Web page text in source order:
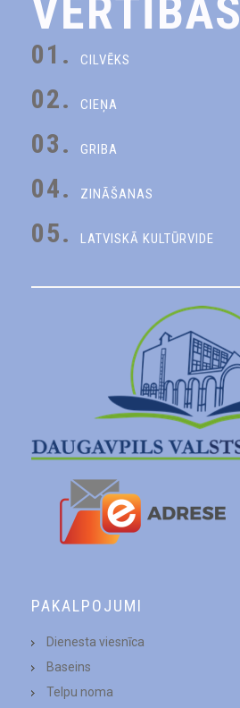
VĒRTĪBAS
01. CILVĒKS
02. CIEŅA
03. GRIBA
04. ZINĀŠANAS
05. LATVISKĀ KULTŪRVIDE
PAKALPOJUMI
Dienesta viesnīca
Baseins
Telpu noma